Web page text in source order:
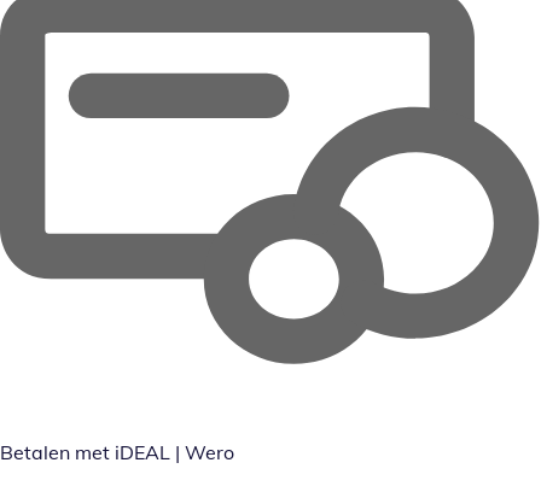
Betalen met iDEAL | Wero